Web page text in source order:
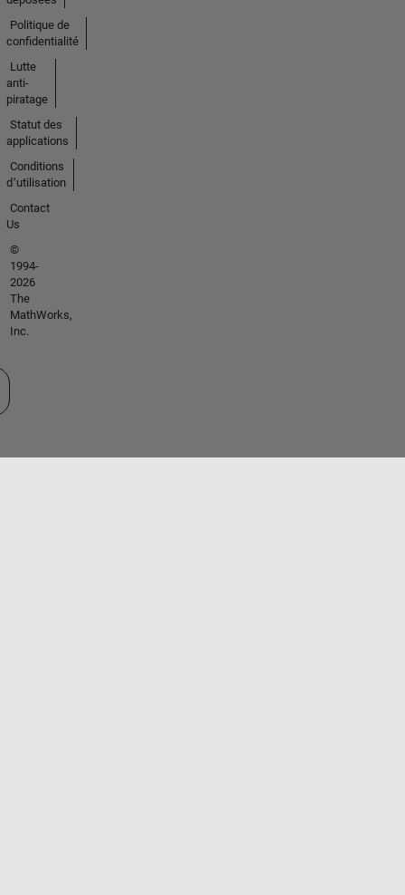
Politique de
confidentialité
Lutte
anti-
piratage
Statut des
applications
Conditions
d՚utilisation
Contact
Us
©
1994-
2026
The
MathWorks,
Inc.
un site web